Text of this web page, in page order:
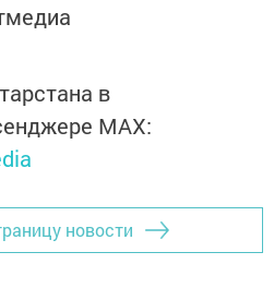
в
MАХ:
новости